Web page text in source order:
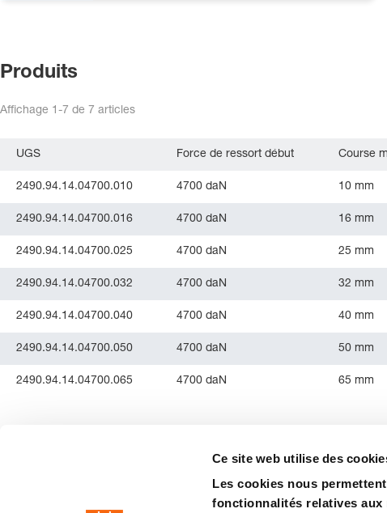
Ce site web utilise des
Les cookies nous
fonctionnalités relatives
Produits
Affichage 1-7 de 7 articles
UGS Force de ressort début Course
2490.94.14.04700.010 4700 daN 10 mm
2490.94.14.04700.016 4700 daN 16 mm
2490.94.14.04700.025 4700 daN 25 mm
2490.94.14.04700.032 4700 daN 32 mm
2490.94.14.04700.040 4700 daN 40 mm
2490.94.14.04700.050 4700 daN 50 mm
2490.94.14.04700.065 4700 daN 65 mm
precision is our standard